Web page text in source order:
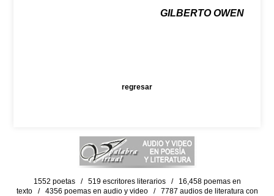
GILBERTO OWEN
regresar
1552 poetas / 519 escritores literarios / 16,458 poemas en
texto / 4356 poemas en audio y video / 7787 audios de literatura con